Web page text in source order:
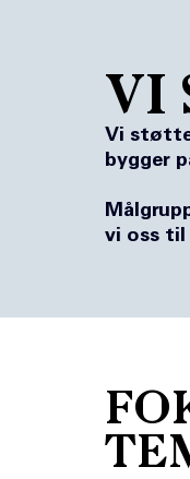
VI
Vi
bygger
vi oss til